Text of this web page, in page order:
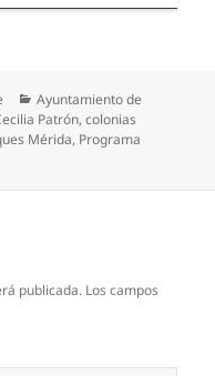
Categorías
Ayuntamiento de
Patrón,colonias
Mérida, Programa
publicada. Los campos